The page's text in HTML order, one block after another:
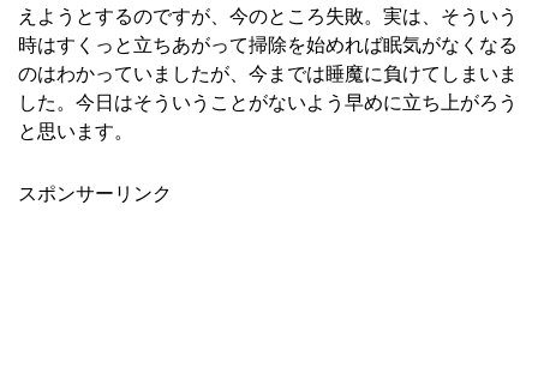
えようとするのですが、今のところ失敗。実は、そういう
時はすくっと立ちあがって掃除を始めれば眠気がなくなる
のはわかっていましたが、今までは睡魔に負けてしまいま
した。今日はそういうことがないよう早めに立ち上がろう
と思います。
スポンサーリンク